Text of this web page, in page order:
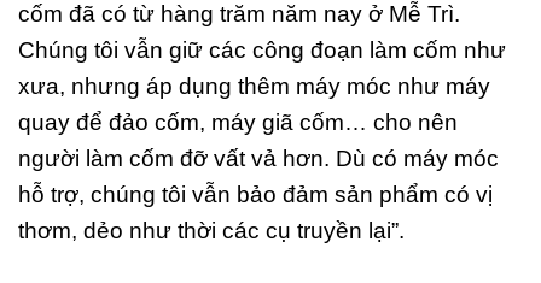
cốm đã có từ hàng trăm năm nay ở Mễ Trì.
Chúng tôi vẫn giữ các công đoạn làm cốm như
xưa, nhưng áp dụng thêm máy móc như máy
quay để đảo cốm, máy giã cốm… cho nên
người làm cốm đỡ vất vả hơn. Dù có máy móc
hỗ trợ, chúng tôi vẫn bảo đảm sản phẩm có vị
thơm, dẻo như thời các cụ truyền lại”.